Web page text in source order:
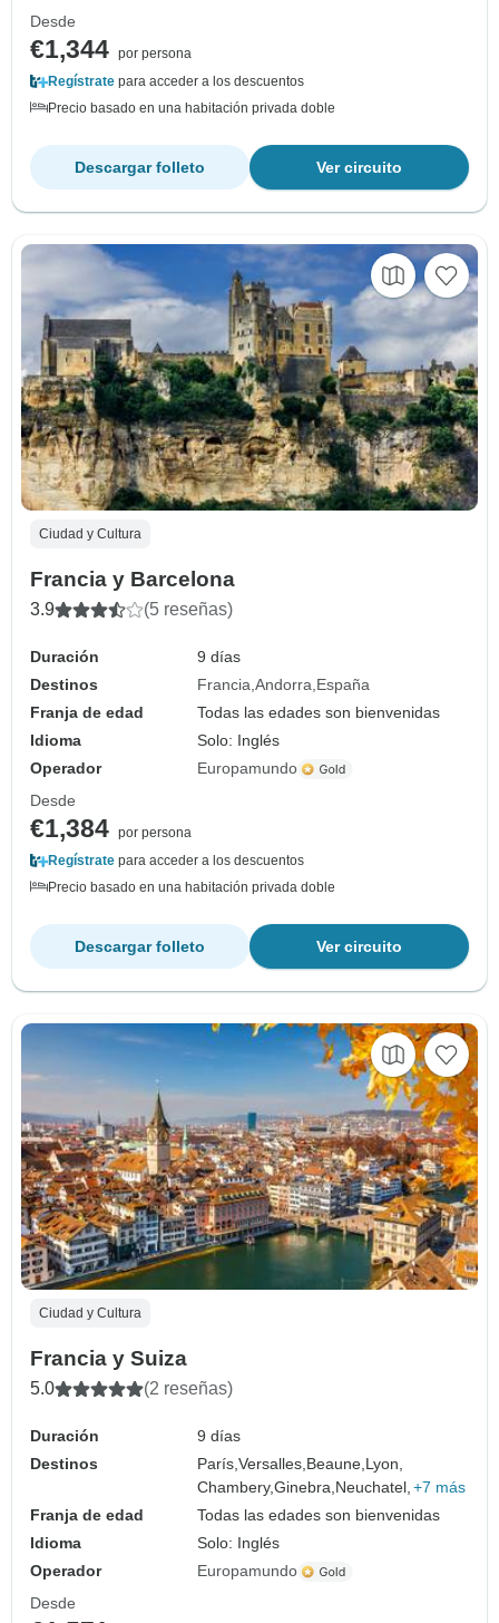
Desde
€1,344 por persona
Regístrate para acceder a los descuentos
Precio basado en una habitación privada doble
Ver circuito
Descargar folleto
Ciudad y Cultura
Francia y Barcelona
3.9 (5 reseñas)
Duración
9 días
Destinos
Francia Andorra España
Franja de edad
Todas las edades son bienvenidas
Idioma
Solo: Inglés
Operador
Europamundo
Desde
€1,384 por persona
Regístrate para acceder a los descuentos
Precio basado en una habitación privada doble
Ver circuito
Descargar folleto
Ciudad y Cultura
Francia y Suiza
5.0 (2 reseñas)
Duración
9 días
Destinos
París,Versalles,Beaune,Lyon,
Chambery,Ginebra,Neuchatel, +7 más
Franja de edad
Todas las edades son bienvenidas
Idioma
Solo: Inglés
Operador
Europamundo
Desde